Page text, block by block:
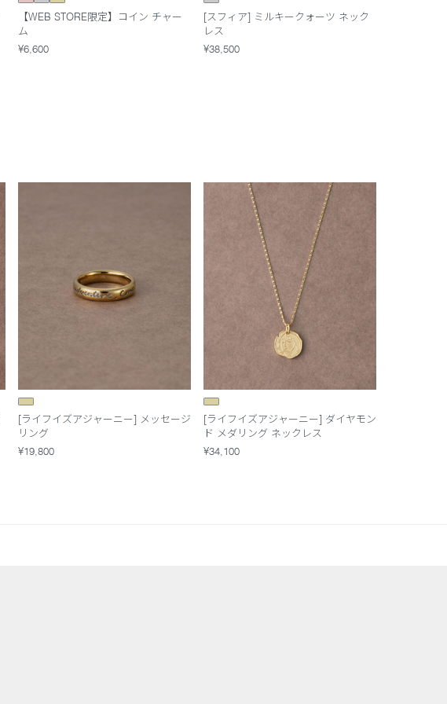
【WEB STORE限定】コイン チャー
ム
¥6,600
[スフィア] ミルキークォーツ ネック
レス
¥38,500
[ライフイズアジャーニー] メッセージ
リング
¥19,800
[ライフイズアジャーニー] ダイヤモン
ド メダリング ネックレス
¥34,100